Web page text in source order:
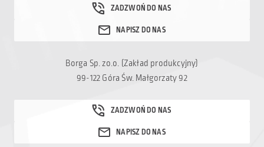
Borga Sp. zo.o. (Zakład produkcyjny)
99-122 Góra Św. Małgorzaty 92